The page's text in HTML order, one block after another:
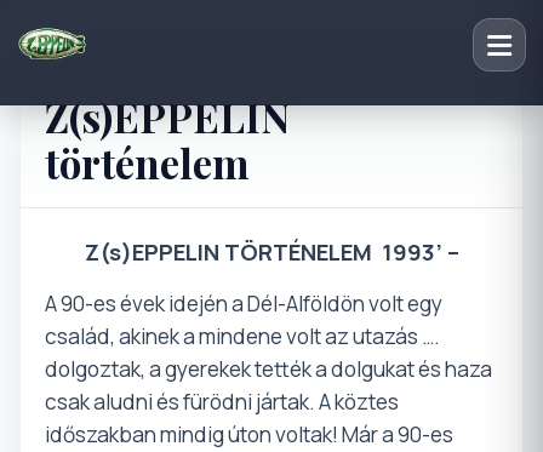
Z(s)EPPELIN
történelem
Z(s)EPPELIN TÖRTÉNELEM 1993’ –
A 90-es évek idején a Dél-Alföldön volt egy
család, akinek a mindene volt az utazás ….
dolgoztak, a gyerekek tették a dolgukat és haza
csak aludni és fürödni jártak. A köztes
időszakban mindig úton voltak! Már a 90-es